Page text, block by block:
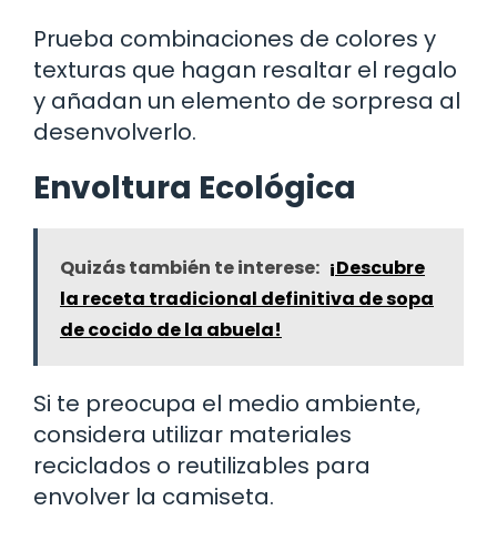
Prueba combinaciones de colores y
texturas que hagan resaltar el regalo
y añadan un elemento de sorpresa al
desenvolverlo.
Envoltura Ecológica
Quizás también te interese: ¡Descubre
la receta tradicional definitiva de sopa
de cocido de la abuela!
Si te preocupa el medio ambiente,
considera utilizar materiales
reciclados o reutilizables para
envolver la camiseta.